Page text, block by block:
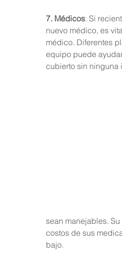
7. Médicos: Si
nuevo médico, es
médico. Diferentes
equipo puede
cubierto sin ninguna
sean manejables.
costos de sus
bajo.